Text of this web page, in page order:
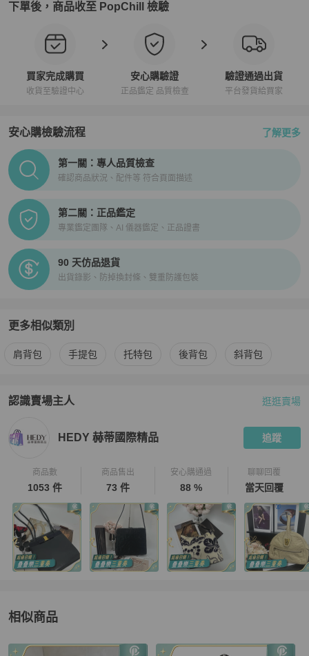
下單後，商品收至 PopChill 檢驗
買家完成購買
收貨至驗證中心
安心購驗證
正品鑑定 品質檢查
驗證通過出貨
平台發貨給買家
安心購檢驗流程 了解更多
PopChill拍拍圈正品驗證、安心購檢驗流程介紹
第一關：專人品質檢查
確認商品狀況、配件等 符合頁面描述
第二關：正品鑑定
專業鑑定團隊、AI 儀器鑑定、正品證書
90 天仿品退貨
出貨錄影、防掉換封條、雙重防護包裝
更多相似類別
更多Hermès 女包相似商品推薦
肩背包 手提包 托特包 後背包 斜背包
認識賣場主人
PopChill 拍拍圈嚴選賣家
逛逛賣場
HEDY 赫蒂國際精品 追蹤
商品數
1053 件
商品售出
73 件
安心購通過
88 %
聊聊回覆
當天回覆
相似商品
更多相似Hermès女包推薦精品